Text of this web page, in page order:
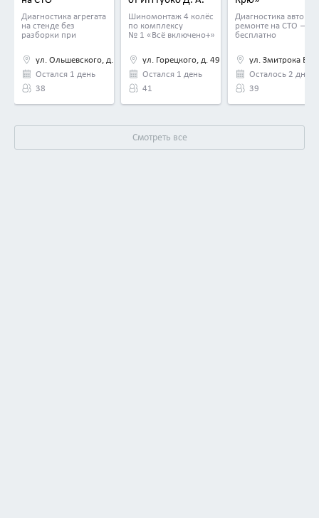
колес.
Для заправки мы используемBrain Bee CLIMA 9000
MULTIGAS
итальянского производства.
Диагностика агрегата
на стенде без
разборки при
автомобиля
в сервисе — 0 руб.
вместо 12 руб.
ул. Ольшевского, д. 20
Остался 1 день
38
Шиномонтаж 4 колёс
по комплексу
№ 1 «Всё включено+»
ул. Горецкого, д. 49
Остался 1 день
41
Диагностика авто
ремонте на СТО —
бесплатно
ул. Змитрока
Осталось 2 дня
39
Смотреть все